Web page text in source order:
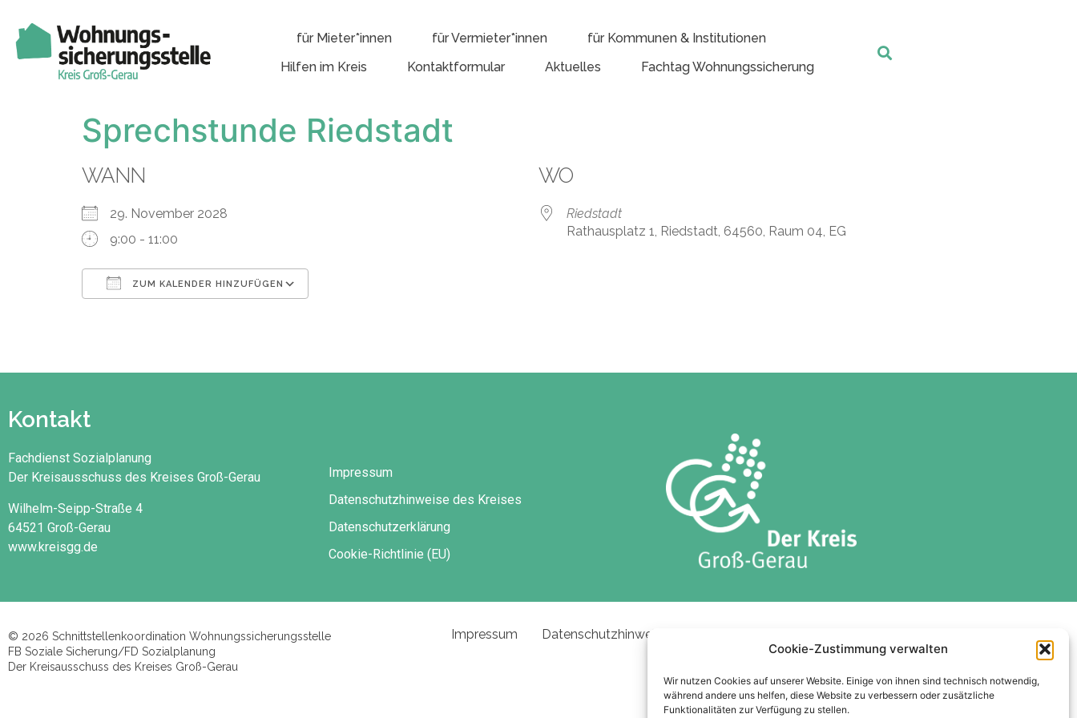
Cookie-Zustimmung verwalten
Wir nutzen Cookies auf unserer Website. Einige von ihnen sind technisch notwendig,
während andere uns helfen, diese Website zu verbessern oder zusätzliche
Funktionalitäten zur Verfügung zu stellen.
für Mieter*innen für Vermieter*innen
für Kommunen & Institutionen
Hilfen im Kreis
Kontaktformular Aktuelles Fachtag Wohnungssicherung
Sprechstunde Riedstadt
WANN
29. November 2028
9:00 - 11:00
ZUM KALENDER HINZUFÜGEN
WO
Riedstadt
Rathausplatz 1, Riedstadt, 64560, Raum 04, EG
Kontakt
Fachdienst Sozialplanung
Der Kreisausschuss des Kreises Groß-Gerau
Wilhelm-Seipp-Straße 4
64521 Groß-Gerau
www.kreisgg.de
Impressum
Datenschutzhinweise des Kreises
Datenschutzerklärung
Cookie-Richtlinie (EU)
© 2026 Schnittstellenkoordination Wohnungssicherungsstelle
FB Soziale Sicherung/FD Sozialplanung
Der Kreisausschuss des Kreises Groß-Gerau
Impressum Datenschutzhinweise des Kreises